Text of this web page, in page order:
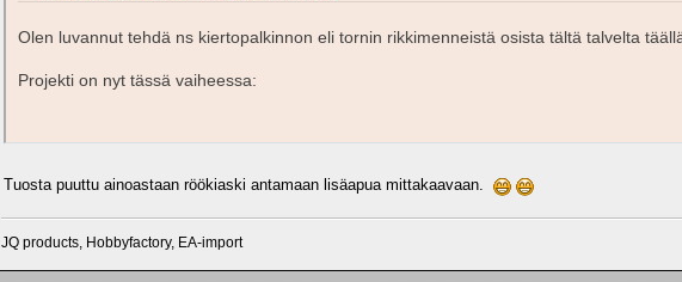
Olen luvannut tehdä ns kiertopalkinnon eli tornin rikkimenneistä osista tältä talvelta
Projekti on nyt tässä vaiheessa:
Tuosta puuttu ainoastaan röökiaski antamaan lisäapua mittakaavaan.
JQ products, Hobbyfactory, EA-import